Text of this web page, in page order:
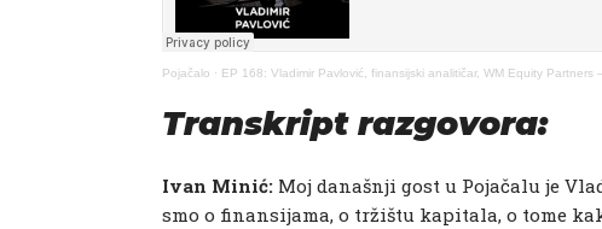
Pojačalo · EP 168: Vladimir Pavlović, finansijski analitičar, WM Equity Partners
Transkript razgovora:
Ivan Minić: Moj današnji gost u Pojačalu je
smo o finansijama, o tržištu kapitala, o tome